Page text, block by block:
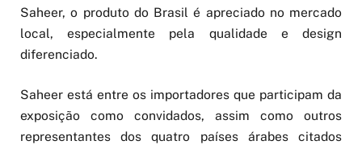
Saheer, o produto do Brasil é apreciado no mercado
local, especialmente pela qualidade e design
diferenciado.
Saheer está entre os importadores que participam da
exposição como convidados, assim como outros
representantes dos quatro países árabes citados